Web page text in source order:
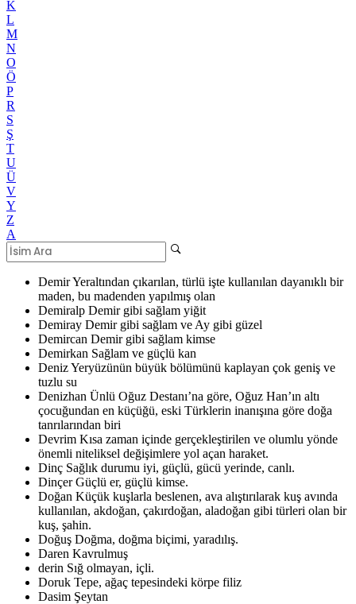
K
L
M
N
O
Ö
P
R
S
Ş
T
U
Ü
V
Y
Z
A
DemirYeraltından çıkarılan, türlü işte kullanılan dayanıklı bir
maden, bu madenden yapılmış olan
Demiralp Demir gibi sağlam yiğit
Demiray Demir gibi sağlam ve Ay gibi güzel
Demircan Demir gibi sağlam kimse
Demirkan Sağlam ve güçlü kan
DenizYeryüzünün büyük bölümünü kaplayan çok geniş ve
tuzlu su
Denizhan Ünlü Oğuz Destanı’na göre, Oğuz Han’ın altı
çocuğundan en küçüğü, eski Türklerin inanışına göre doğa
tanrılarından biri
Devrim Kısa zaman içinde gerçekleştirilen ve olumlu yönde
önemli niteliksel değişimlere yol açan haraket.
Dinç Sağlık durumu iyi, güçlü, gücü yerinde, canlı.
DinçerGüçlü er, güçlü kimse.
Doğan Küçük kuşlarla beslenen, ava alıştırılarak kuş avında
kullanılan, akdoğan, çakırdoğan, aladoğan gibi türleri olan bir
kuş, şahin.
Doğuş Doğma, doğma biçimi, yaradılış.
Daren Kavrulmuş
derin Sığ olmayan, içli.
Doruk Tepe, ağaç tepesindeki körpe filiz
Dasim Şeytan